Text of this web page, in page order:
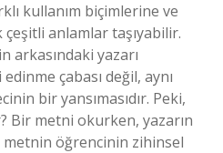
kullanım biçimlerine ve
anlamlar taşıyabilir.
arkasındaki yazarı
çabası değil, aynı
bir yansımasıdır. Peki,
Bir metni okurken, yazarın
öğrencinin zihinsel